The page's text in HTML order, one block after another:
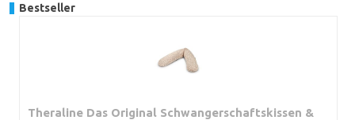
Bestseller
Theraline Das Original Schwangerschaftskissen &